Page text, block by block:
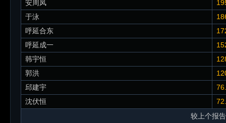
安周凤
于泳
呼延合东
呼延成一
韩宇恒
郭洪
邱建宇
沈伏恒
较上个报